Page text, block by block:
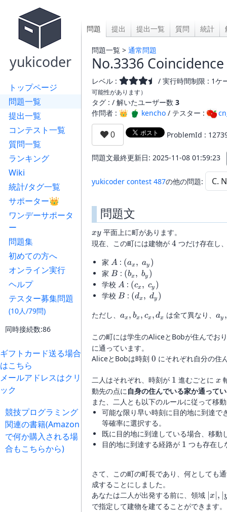
yukicoder
トップページ
問題一覧
提出一覧
コンテスト一覧
質問一覧
ランキング
Wiki
統計/タグ一覧
サポーター👑
ワンデーサポータ
ー
問題集
初めての方へ
オンライン実行
ヘルプ
テスター募集問題
(10人/79問)
同時接続数:86
ギフトカード送る場合
はこちら
メールアドレスはクリ
ック
競技プログラミング
関連の書籍(Amazon
で何か購入される場
合もこちらから)
問題 提出 提出一覧 質問 統計
問題一覧 > 通常問題
No.3336 Coincidence
レベル : / 実行時間制限 : 1ケ
可能性があります）
タグ : / 解いたユーザー数 3
作問者 : 👑
kencho / テスター :
ProblemId :
問題文最終更新日: 2025-11-08 01:59:23
yukicoder contest 487の他の問題:
問題文
xy
xy平面上に町があります。
現在、この町には建物が 4
4 つだけ存在し
家 A
A : (a_x,\
a_y)
(ax, ay )
家 B
B : (b_x,\
b_y)
(bx, by )
学校 A
A : (c_x,\
c_y)
(cx, cy )
学校 B
B : (d_x,\
(dx, dy )
ただし、 a_x,
c_x,
d_x
ax, bx, cx , dx は全て異なり、ay ,
この町には学生のAliceとBobが住んでお
に通っています。
AliceとBobは時刻 0
0 にそれぞれ自分の住
二人はそれぞれ、時刻が 1
1 進むごとに x
x
動先の点に自身の住んでいる家か通って
また、二人とも以下のルールに従って移
可能な限り早い時刻に目的地に到達
等確率に選択する。
既に目的地に到達している場合、移動
目的地に到達する経路が 1
1 つも存在し
さて、この町の町長であり、何としても
成することにしました。
あなたは二人が出発する前に、領域 |x|,
|y|
x ,
で指定して建物を建てることができます。